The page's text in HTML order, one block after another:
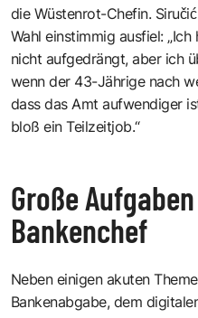
die Wüstenrot-Chefin.
Wahl einstimmig ausfiel:
nicht aufgedrängt, aber ich
wenn der 43-Jährige nach
dass das Amt aufwendiger
bloß ein Teilzeitjob.“
Große
Bankenchef
Neben einigen akuten
Bankenabgabe, dem